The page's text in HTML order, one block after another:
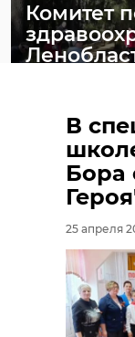
В
Бора
25 апреля
Комитет